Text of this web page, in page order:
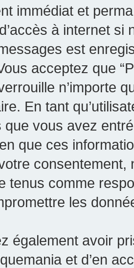
immédiat et
à internet si
est
acceptez que
n’importe
En tant
que vous avez
que ces
consentement,
tenus comme
les
également avoir
et d’en